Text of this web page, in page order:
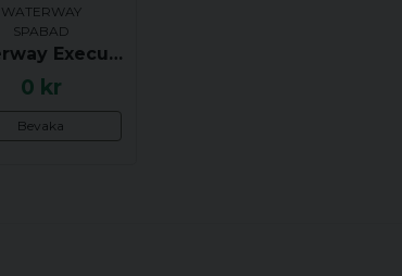
WATERWAY
SPABAD
Waterway Executive Euro, 48F, 2.0 hk, 2 växlar, 1.5x1.5 tum, Sidoutkast, Centrerat insug - UTGÅTT
0 kr
Bevaka